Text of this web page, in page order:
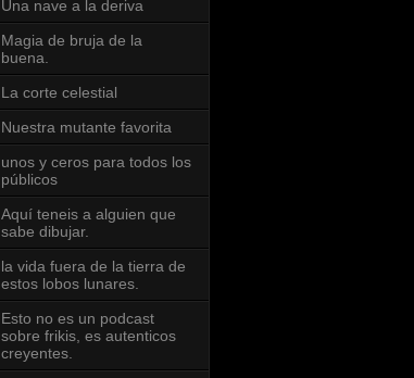
Una nave a la deriva
Magia de bruja de la
buena.
La corte celestial
Nuestra mutante favorita
unos y ceros para todos los
públicos
Aquí teneis a alguien que
sabe dibujar.
la vida fuera de la tierra de
estos lobos lunares.
Esto no es un podcast
sobre frikis, es autenticos
creyentes.